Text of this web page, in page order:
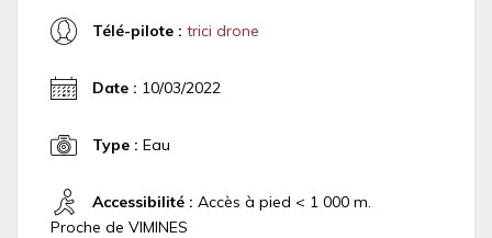
Télé-pilote : trici drone
Date : 10/03/2022
Type : Eau
Accessibilité : Accès à pied < 1 000 m.
Proche de VIMINES